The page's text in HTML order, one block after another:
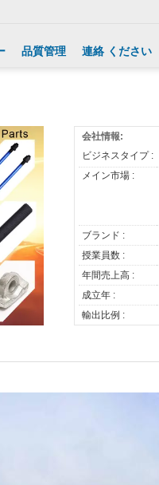
品質管理 連絡 ください
会社情報:
ビジネスタイプ :
メイン市場 :
ブランド :
授業員数 :
年間売上高 :
成立年 :
輸出比例 :